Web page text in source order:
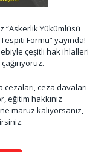
“Askerlik Yükümlüsü
Formu” yayında!
çeşitli hak ihlalleri
ceza davaları
eğitim hakkınız
maruz kalıyorsanız,